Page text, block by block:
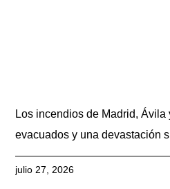
Los incendios de Madrid,
evacuados y una devastación
julio 27, 2026